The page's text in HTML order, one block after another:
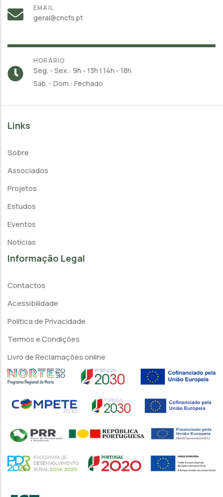
EMAIL
geral@cncfs.pt
HORÁRIO
Seg. - Sex.: 9h - 13h | 14h - 18h
Sáb. - Dom.: Fechado
Links
Sobre
Associados
Projetos
Estudos
Eventos
Notícias
Informação Legal
Contactos
Acessibilidade
Política de Privacidade
Termos e Condições
Livro de Reclamações online